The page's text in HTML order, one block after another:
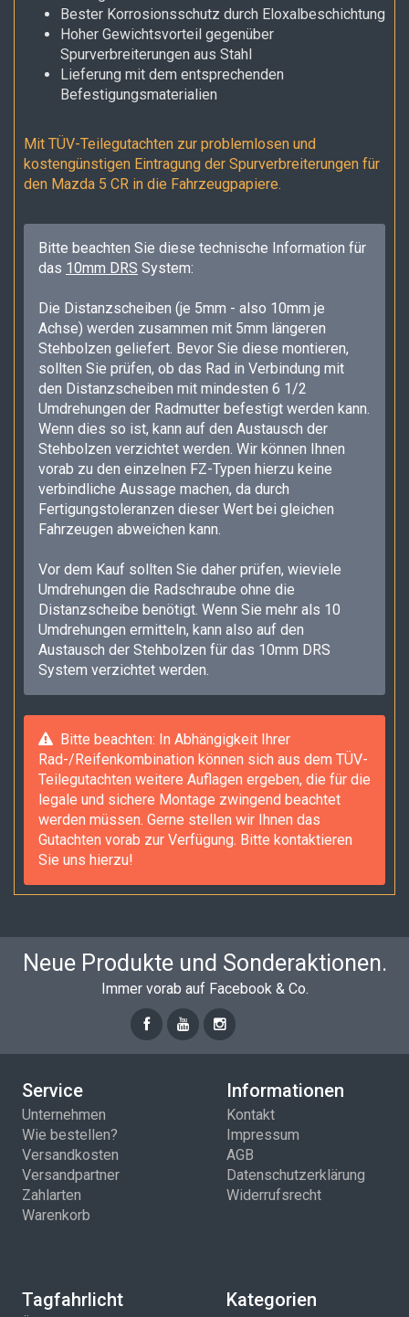
Bester Korrosionsschutz durch Eloxalbeschichtung
Hoher Gewichtsvorteil gegenüber
Spurverbreiterungen aus Stahl
Lieferung mit dem entsprechenden
Befestigungsmaterialien
Mit TÜV-Teilegutachten zur problemlosen und
kostengünstigen Eintragung der Spurverbreiterungen für
den Mazda 5 CR in die Fahrzeugpapiere.
Bitte beachten Sie diese technische Information für
das 10mm DRS System:
Die Distanzscheiben (je 5mm - also 10mm je
Achse) werden zusammen mit 5mm längeren
Stehbolzen geliefert. Bevor Sie diese montieren,
sollten Sie prüfen, ob das Rad in Verbindung mit
den Distanzscheiben mit mindesten 6 1/2
Umdrehungen der Radmutter befestigt werden kann.
Wenn dies so ist, kann auf den Austausch der
Stehbolzen verzichtet werden. Wir können Ihnen
vorab zu den einzelnen FZ-Typen hierzu keine
verbindliche Aussage machen, da durch
Fertigungstoleranzen dieser Wert bei gleichen
Fahrzeugen abweichen kann.
Vor dem Kauf sollten Sie daher prüfen, wieviele
Umdrehungen die Radschraube ohne die
Distanzscheibe benötigt. Wenn Sie mehr als 10
Umdrehungen ermitteln, kann also auf den
Austausch der Stehbolzen für das 10mm DRS
System verzichtet werden.
Bitte beachten: In Abhängigkeit Ihrer
Rad-/Reifenkombination können sich aus dem TÜV-
Teilegutachten weitere Auflagen ergeben, die für die
legale und sichere Montage zwingend beachtet
werden müssen. Gerne stellen wir Ihnen das
Gutachten vorab zur Verfügung. Bitte kontaktieren
Sie uns hierzu!
Neue Produkte und Sonderaktionen.
Immer vorab auf Facebook & Co.
Service
Unternehmen
Wie bestellen?
Versandkosten
Versandpartner
Zahlarten
Warenkorb
Informationen
Kontakt
Impressum
AGB
Datenschutzerklärung
Widerrufsrecht
Tagfahrlicht Kategorien